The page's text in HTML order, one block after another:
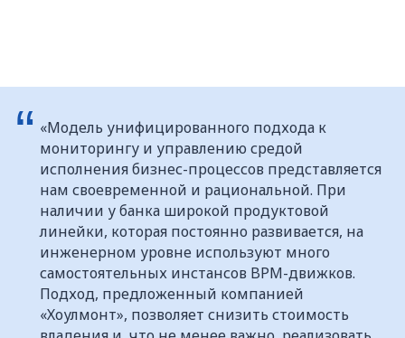
“ «Модель унифицированного подхода к
мониторингу и управлению средой
исполнения бизнес-процессов представляется
нам своевременной и рациональной. При
наличии у банка широкой продуктовой
линейки, которая постоянно развивается, на
инженерном уровне используют много
самостоятельных инстансов BPM-движков.
Подход, предложенный компанией
«Хоулмонт», позволяет снизить стоимость